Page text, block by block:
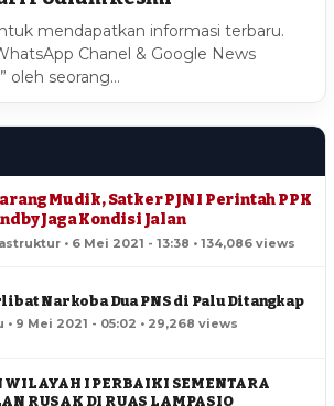
mendapatkan informasi terbaru.
Chanel & Google News
oleh seorang…
Mudik, Satker PJN I Perintah PPK
Jaga Kondisi Jalan
• 6 Mei 2021 - 13:38 • 134,086 views
Narkoba Dua PNS di Palu Ditangkap
• 9 Mei 2021 - 05:02 • 29,268 views
WILAYAH I PERBAIKI SEMENTARA
RUSAK DI RUAS LAMPASIO